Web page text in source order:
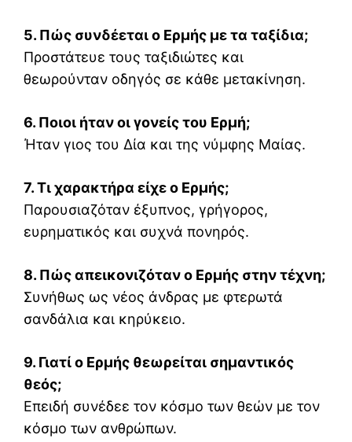
5. Πώς συνδέεται ο Ερμής με τα ταξίδια;
Προστάτευε τους ταξιδιώτες και
θεωρούνταν οδηγός σε κάθε μετακίνηση.
6. Ποιοι ήταν οι γονείς του Ερμή;
Ήταν γιος του Δία και της νύμφης Μαίας.
7. Τι χαρακτήρα είχε ο Ερμής;
Παρουσιαζόταν έξυπνος, γρήγορος,
ευρηματικός και συχνά πονηρός.
8. Πώς απεικονιζόταν ο Ερμής στην τέχνη;
Συνήθως ως νέος άνδρας με φτερωτά
σανδάλια και κηρύκειο.
9. Γιατί ο Ερμής θεωρείται σημαντικός
θεός;
Επειδή συνέδεε τον κόσμο των θεών με τον
κόσμο των ανθρώπων.